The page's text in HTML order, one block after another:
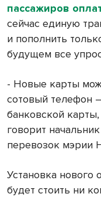
пассажиров
сейчас единую
и пополнить
будущем все
- Новые карты
сотовый телефон
банковской
говорит
перевозок мэрии
Установка нового
будет стоить ни